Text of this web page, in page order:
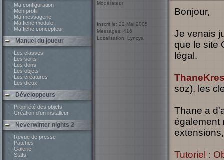
- Ma configuration
- Mon profil
- Ma messagerie
- Ma fiche module
- Ma fiche concepteur
Manuel du joueur
- Les classes
- Les sorts
- Les dons
- Les objets
- Les créatures
- Les dieux
Développeurs
- Propriété des objets
- Création d'un installeur
Neverwinter nights 2
- Revue de presse
- Patches
- Galerie
- Stats
Modérateur
Inscrit le: 22 Mai 2005
Messages: 416
Localisation: Lyncya
Bonjour,
Je venais
que le site
légal.
soz), les
Thane a
également
Tutoriel :